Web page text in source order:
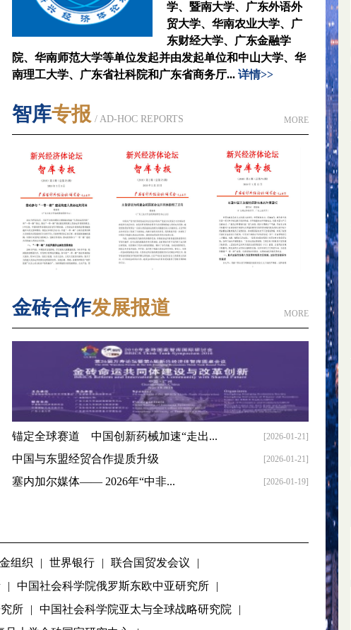
学、暨南大学、广东外语外
贸大学、华南农业大学、广
东财经大学、广东金融学
院、华南师范大学等单位发起并由发起单位和中山大学、华
南理工大学、广东省社科院和广东省商务厅... 详情>>
智库专报 / AD-HOC REPORTS MORE
金砖合作发展报道 MORE
锚定全球赛道 中国创新药械加速“走出... [2026-01-21]
中国与东盟经贸合作提质升级 [2026-01-21]
塞内加尔媒体—— 2026年“中非... [2026-01-19]
组织 | 世界银行 | 联合国贸发会议
|
| 中国社会科学院俄罗斯东欧中亚研究所
|
所 | 中国社会科学院亚太与全球战略研究院
|